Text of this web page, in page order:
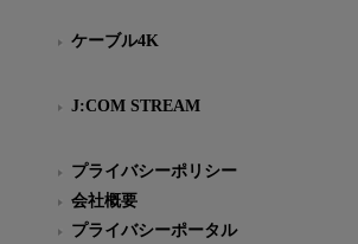
ケーブル4K
J:COM STREAM
プライバシーポリシー
会社概要
プライバシーポータル